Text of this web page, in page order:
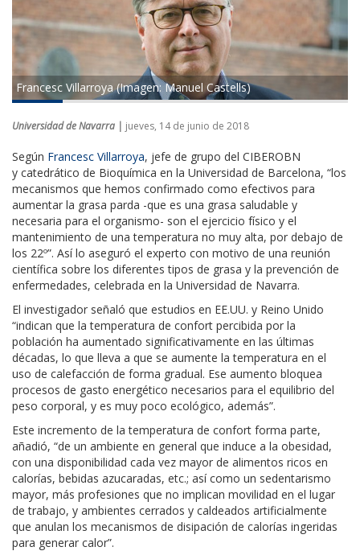
Francesc Villarroya (Imagen: Manuel Castells)
Universidad de Navarra | jueves, 14 de junio de 2018
Según Francesc Villarroya, jefe de grupo del CIBEROBN
y catedrático de Bioquímica en la Universidad de Barcelona, “los
mecanismos que hemos confirmado como efectivos para
aumentar la grasa parda -que es una grasa saludable y
necesaria para el organismo- son el ejercicio físico y el
mantenimiento de una temperatura no muy alta, por debajo de
los 22º”. Así lo aseguró el experto con motivo de una reunión
científica sobre los diferentes tipos de grasa y la prevención de
enfermedades, celebrada en la Universidad de Navarra.
El investigador señaló que estudios en EE.UU. y Reino Unido
“indican que la temperatura de confort percibida por la
población ha aumentado significativamente en las últimas
décadas, lo que lleva a que se aumente la temperatura en el
uso de calefacción de forma gradual. Ese aumento bloquea
procesos de gasto energético necesarios para el equilibrio del
peso corporal, y es muy poco ecológico, además”.
Este incremento de la temperatura de confort forma parte,
añadió, “de un ambiente en general que induce a la obesidad,
con una disponibilidad cada vez mayor de alimentos ricos en
calorías, bebidas azucaradas, etc.; así como un sedentarismo
mayor, más profesiones que no implican movilidad en el lugar
de trabajo, y ambientes cerrados y caldeados artificialmente
que anulan los mecanismos de disipación de calorías ingeridas
para generar calor”.